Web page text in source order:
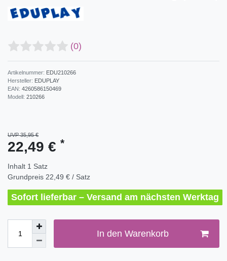
(0)
Artikelnummer: EDU210266
Hersteller: EDUPLAY
EAN: 4260586150469
Modell: 210266
UVP 35,95 €
22,49 € *
Inhalt 1 Satz
Grundpreis 22,49 € / Satz
Sofort lieferbar – Versand am nächsten Werktag
In den Warenkorb